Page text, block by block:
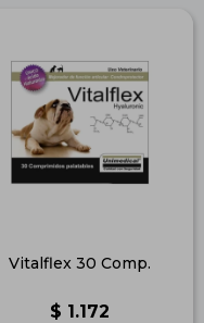
Vitalflex 30 Comp.
$ 1.172